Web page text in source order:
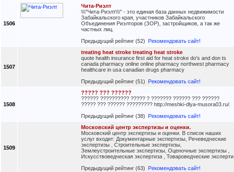
1506
Чита-Риэлт
\\\"Чита-Риэлт\\\" - это единая база данных недвижимости
Забайкальского края, участников Забайкальского
Объединения Риэлторов (ЗОР), застройщиков, а так же
частных лиц.
Предыдущий рейтинг (52) Рекомендовать сайт!
1507
treating heat stroke treating heat stroke
quote health insurance first aid for heat stroke do's and don ts
canada pharmacy online online pharmacy northwest pharmacy
healthcare in usa canadian drugs pharmacy
Предыдущий рейтинг (51) Рекомендовать сайт!
1508
????? ??? ??????
?????? ?????????? ????? ? ??????? ?????? ??? ??????
????? ??? ?????? ????????? http://meshki-dlya-musora03.ru/.
Предыдущий рейтинг (38) Рекомендовать сайт!
1509
Московский центр экспертизы и оценки.
Московский центр экспертизы и оценки. В список наших
услуг входит: Документарные экспертизы, Речеведческие
экспертизы , Строительные экспертизы,
Землеустроительные экспертизы, Оценочные экспертизы ,
Искусствоведческая экспертиза , Товароведческие эксперти
Предыдущий рейтинг (63) Рекомендовать сайт!